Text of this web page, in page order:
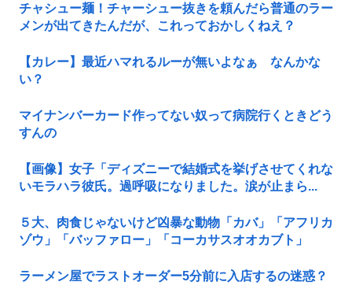
チャシュー麺！チャーシュー抜きを頼んだら普通のラー
メンが出てきたんだが、これっておかしくねえ？
【カレー】最近ハマれるルーが無いよなぁ なんかな
い？
マイナンバーカード作ってない奴って病院行くときどう
すんの
【画像】女子「ディズニーで結婚式を挙げさせてくれな
いモラハラ彼氏。過呼吸になりました。涙が止まら...
５大、肉食じゃないけど凶暴な動物「カバ」「アフリカ
ゾウ」「バッファロー」「コーカサスオオカブト」
ラーメン屋でラストオーダー5分前に入店するの迷惑？